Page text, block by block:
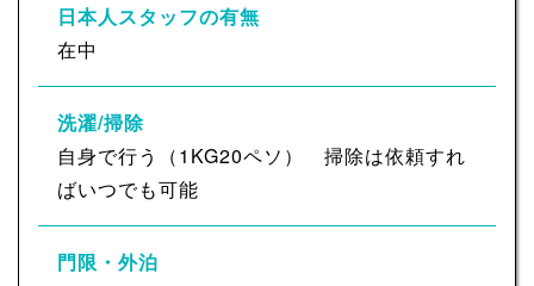
日本人スタッフの有無
在中
洗濯/掃除
自身で行う（1KG20ペソ） 掃除は依頼すれ
ばいつでも可能
門限・外泊